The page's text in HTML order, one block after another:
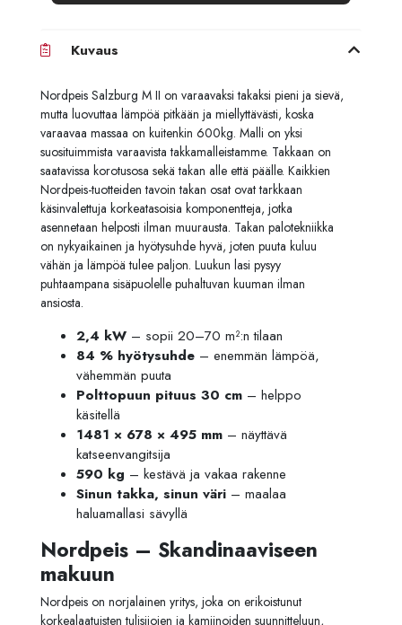
Kuvaus
Nordpeis Salzburg M II on varaavaksi takaksi pieni ja sievä,
mutta luovuttaa lämpöä pitkään ja miellyttävästi, koska
varaavaa massaa on kuitenkin 600kg. Malli on yksi
suosituimmista varaavista takkamalleistamme. Takkaan on
saatavissa korotusosa sekä takan alle että päälle. Kaikkien
Nordpeis-tuotteiden tavoin takan osat ovat tarkkaan
käsinvalettuja korkeatasoisia komponentteja, jotka
asennetaan helposti ilman muurausta. Takan palotekniikka
on nykyaikainen ja hyötysuhde hyvä, joten puuta kuluu
vähän ja lämpöä tulee paljon. Luukun lasi pysyy
puhtaampana sisäpuolelle puhaltuvan kuuman ilman
ansiosta.
2,4 kW – sopii 20–70 m²:n tilaan
84 % hyötysuhde – enemmän lämpöä,
vähemmän puuta
Polttopuun pituus 30 cm – helppo
käsitellä
1481 × 678 × 495 mm – näyttävä
katseenvangitsija
590 kg – kestävä ja vakaa rakenne
Sinun takka, sinun väri – maalaa
haluamallasi sävyllä
Nordpeis – Skandinaaviseen
makuun
Nordpeis on norjalainen yritys, joka on erikoistunut
korkealaatuisten tulisijojen ja kamiinoiden suunnitteluun,